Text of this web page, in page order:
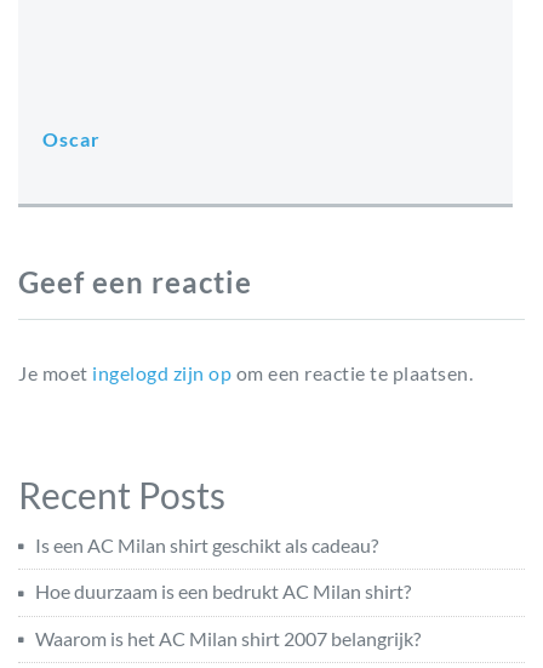
Oscar
Geef een reactie
Je moet ingelogd zijn op om een reactie te plaatsen.
Recent Posts
Is een AC Milan shirt geschikt als cadeau?
Hoe duurzaam is een bedrukt AC Milan shirt?
Waarom is het AC Milan shirt 2007 belangrijk?